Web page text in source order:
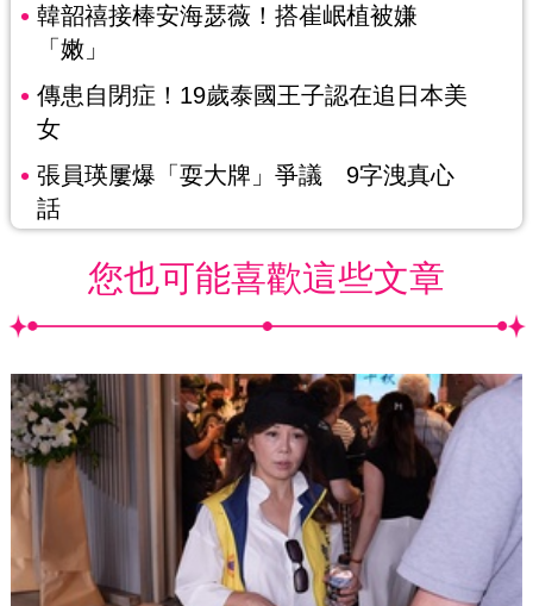
韓韶禧接棒安海瑟薇！搭崔岷植被嫌
「嫩」
傳患自閉症！19歲泰國王子認在追日本美
女
張員瑛屢爆「耍大牌」爭議 9字洩真心
話
您也可能喜歡這些文章